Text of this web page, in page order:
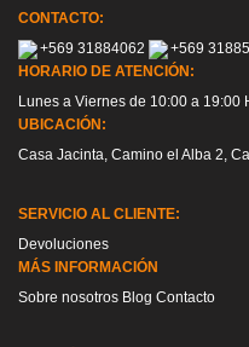
CONTACTO:
+569 31884062
+569
HORARIO DE ATENCIÓN:
Lunes a Viernes de 10:00 a 19:00
UBICACIÓN:
Casa Jacinta, Camino el Alba 2,
SERVICIO AL CLIENTE:
Devoluciones
MÁS INFORMACIÓN
Sobre nosotros Blog Contacto